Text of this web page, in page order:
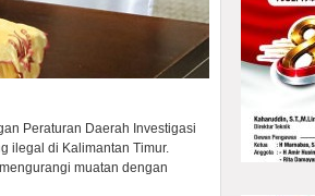
Peraturan Daerah Investigasi
ilegal di Kalimantan Timur.
muatan dengan